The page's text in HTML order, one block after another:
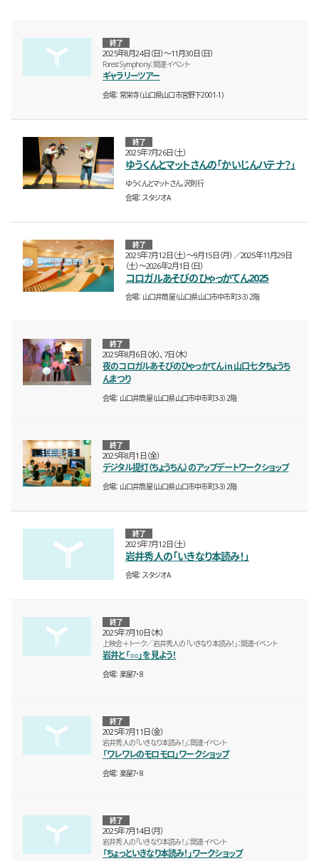
2025年8月24日（日）〜11月30日（日）
終了
Forest Symphony：関連イベント
ギャラリーツアー
会場 常栄寺（山口県山口市宮野下2001-1）
2025年7月26日（土）
終了
ゆうくんとマットさんの「かいじんハテナ？」
ゆうくんとマットさん、沢則行
会場 スタジオA
2025年7月12日（土）〜9月15日（月）
2025年11月29日
（土）〜2026年2月1日（日）
終了
コロガルあそびのひゃっかてん2025
会場 山口井筒屋（山口県山口市中市町3-3）2階
2025年8月6日（水）、7日（木）
終了
夜のコロガルあそびのひゃっかてん in 山口七夕ちょうち
んまつり
会場 山口井筒屋（山口県山口市中市町3-3）2階
2025年8月1日（金）
終了
デジタル提灯（ちょうちん）のアップデートワークショップ
会場 山口井筒屋（山口県山口市中市町3-3）2階
2025年7月12日（土）
終了
岩井秀人の「いきなり本読み！」
会場 スタジオA
2025年7月10日（木）
終了
上映会＋トーク／岩井秀人の「いきなり本読み！」：関連イベント
岩井と「○○」を見よう！
会場 楽屋7・8
2025年7月11日（金）
終了
岩井秀人の「いきなり本読み！」：関連イベント
「ワレワレのモロモロ」ワークショップ
会場 楽屋7・8
2025年7月14日（月）
終了
岩井秀人の「いきなり本読み！」：関連イベント
「ちょっといきなり本読み！」ワークショップ